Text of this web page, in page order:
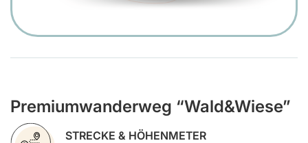
Premiumwanderweg “Wald&Wiese”
STRECKE & HÖHENMETER